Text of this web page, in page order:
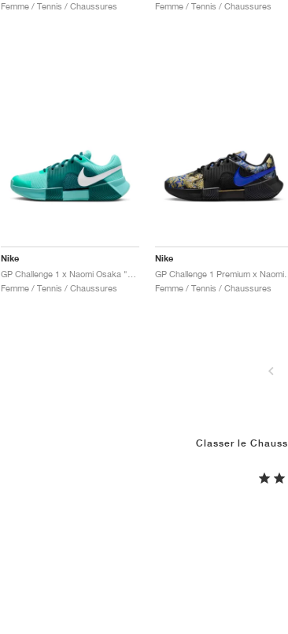
Femme / Tennis / Chaussures
Femme / Tennis / Chaussures
Nike
Femme / Tennis / Chaussures
Nike
GP Challenge 1 Premium x Naomi Osaka "J'aime Paris Collection"
Femme / Tennis / Chaussures
Classer le